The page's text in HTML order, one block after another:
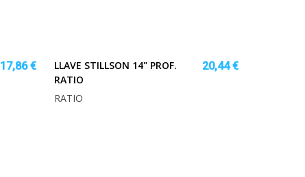
17,86 €
LLAVE STILLSON 14" PROF.
RATIO
20,44 €
RATIO